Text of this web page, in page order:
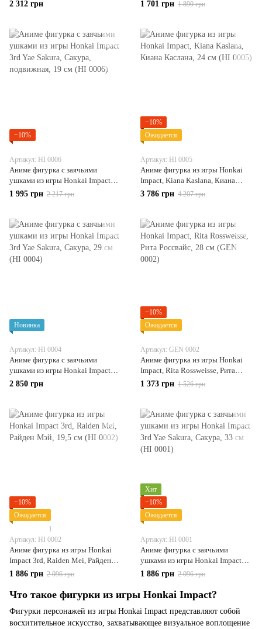
2 312 грн 1 701 грн 1 890 грн
−10%
Артикул: HI 0006
Аниме фигурка c заячьими
ушками из игры Honkai Impact
3rd Yae Sakura, Сакура,
1 995 грн 2 217 грн
−10%
Ожидается
Артикул: HI 0005
Аниме фигурка из игры Honkai
Impact, Kiana Kaslana, Киана
Каслана, 24 см (HI 0005)
3 786 грн 4 207 грн
Новинка
Артикул: HI 0004
Аниме фигурка c заячьими
ушками из игры Honkai Impact
3rd Yae Sakura, Сакура, 29 см (HI
2 850 грн
−10%
Ожидается
Артикул: GEN 0002
Аниме фигурка из игры Honkai
Impact, Rita Rossweisse, Рита
Россвайс, 28 см (GEN 0002)
1 373 грн 1 526 грн
−10%
Ожидается
1
Артикул: HI 0002
Аниме фигурка из игры Honkai
Impact 3rd, Raiden Mei, Райден
Мэй, 19,5 см (HI 0002)
1 886 грн 2 096 грн
Хит
−10%
Ожидается
Артикул: HI 0001
Аниме фигурка c заячьими
ушками из игры Honkai Impact
3rd Yae Sakura, Сакура, 33 см (HI
1 886 грн 2 096 грн
Что такое фигурки из игры Honkai Impact?
Фигурки персонажей из игры Honkai Impact представляют собой
восхитительное искусство, захватывающее визуальное воплощение